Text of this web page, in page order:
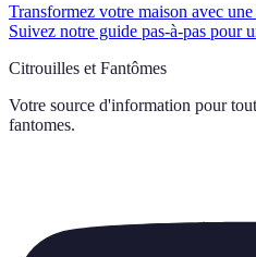
Transformez votre maison avec
Suivez notre guide pas-à-pas pour
Citrouilles et Fantômes
Votre source d'information pour
fantomes.